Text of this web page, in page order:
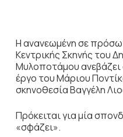
Η ανανεωμένη σε
Κεντρικής Σκηνής του
Μυλοποτάμου ανεβάζει
έργο του Μάριου
σκηνοθεσία Βαγγέλη
Πρόκειται για μία
«σφάζει».